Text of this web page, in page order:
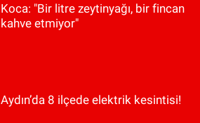
Koca: "Bir litre zeytinyağı, bir fincan
kahve etmiyor"
Aydın’da 8 ilçede elektrik kesintisi!